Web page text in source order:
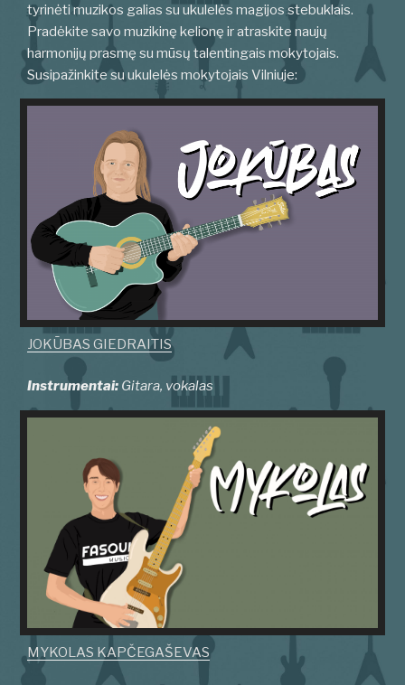
tyrinėti muzikos galias su ukulelės magijos stebuklais.
Pradėkite savo muzikinę kelionę ir atraskite naujų
harmonijų prasmę su mūsų talentingais mokytojais.
Susipažinkite su ukulelės mokytojais Vilniuje:
JOKŪBAS GIEDRAITIS
Instrumentai: Gitara, vokalas
MYKOLAS KAPČEGAŠEVAS